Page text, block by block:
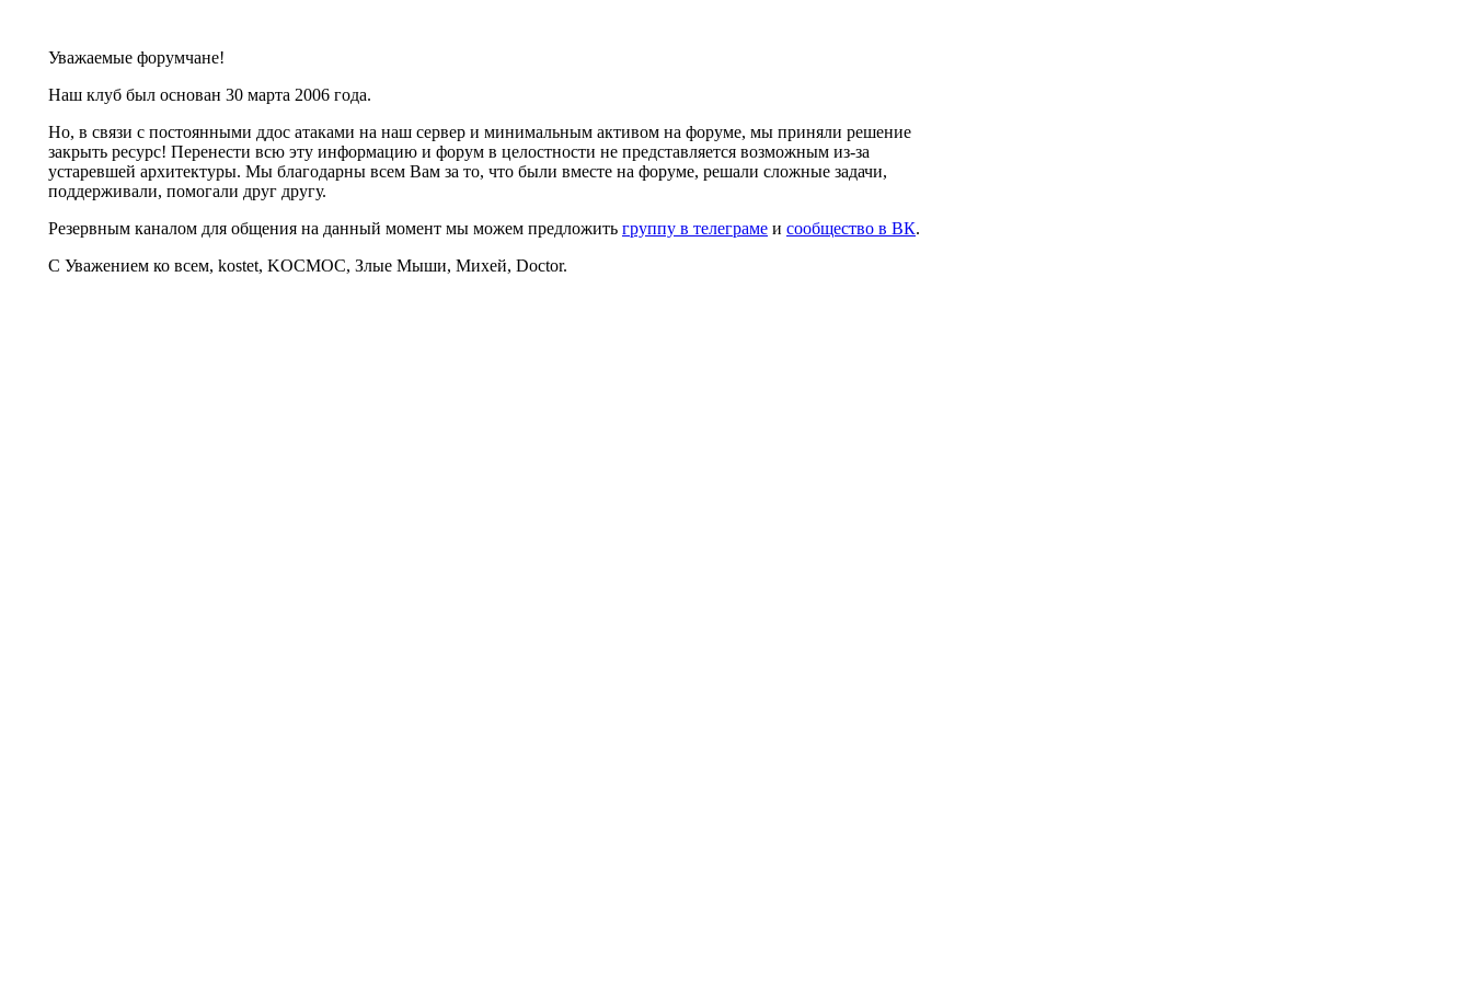
Уважаемые форумчане!
Наш клуб был основан 30 марта 2006 года.
Но, в связи с постоянными ддос атаками на наш сервер и минимальным активом на форуме, мы приняли решение
закрыть ресурс! Перенести всю эту информацию и форум в целостности не представляется возможным из-за
устаревшей архитектуры. Мы благодарны всем Вам за то, что были вместе на форуме, решали сложные задачи,
поддерживали, помогали друг другу.
Резервным каналом для общения на данный момент мы можем предложить группу в телеграме и сообщество в ВК.
С Уважением ко всем, kostet, KOCMOC, Злые Мыши, Михей, Doctor.